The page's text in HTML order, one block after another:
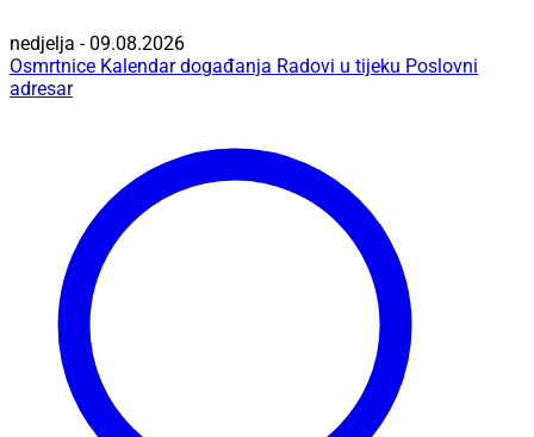
nedjelja - 09.08.2026
Osmrtnice Kalendar događanja Radovi u tijeku Poslovni
adresar